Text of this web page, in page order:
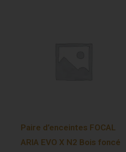
Paire d’enceintes FOCAL
ARIA EVO X N2 Bois foncé